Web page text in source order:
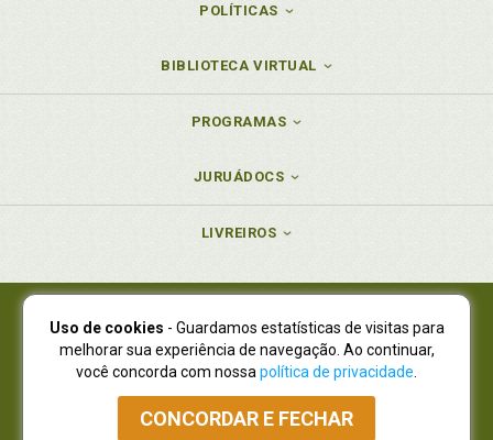
POLÍTICAS
BIBLIOTECA VIRTUAL
PROGRAMAS
JURUÁDOCS
LIVREIROS
Juruá Editora Ltda., CNPJ 77.535.508/0001-19
Juruá Informática Ltda., CNPJ 01.701.561/0001-80
NOVO ENDEREÇO:R. Flávio Dallegrave, 7665, São Lourenço |
Curitiba - Paraná - CEP 82210-310
Atendimento: (41) 4009-3900|Vendas Atacado: (41) 4009-3939
Uso de cookies - Guardamos estatísticas de visitas para
melhorar sua experiência de navegação. Ao continuar,
você concorda com nossa política de privacidade
CONCORDAR E FECHAR